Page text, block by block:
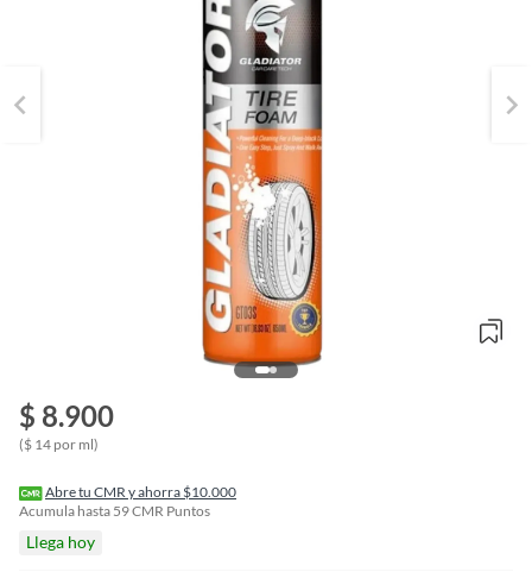
$ 8.900
($ 14 por ml)
Abre tu CMR y ahorra $10.000
Acumula hasta 59CMR Puntos
Llega hoy
e
r